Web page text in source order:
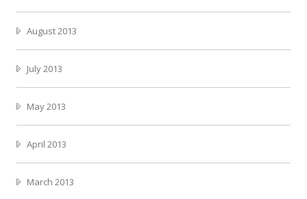
August 2013
July 2013
May 2013
April 2013
March 2013